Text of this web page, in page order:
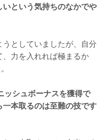
という気持ちのなかでや
としていましたが、自分
、力を入れれば極まるか
ッシュボーナスを獲得で
本取るのは至難の技です